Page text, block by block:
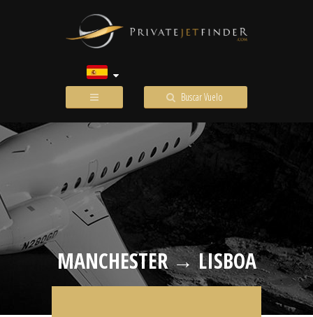
Buscar Vuelo
MANCHESTER → LISBOA